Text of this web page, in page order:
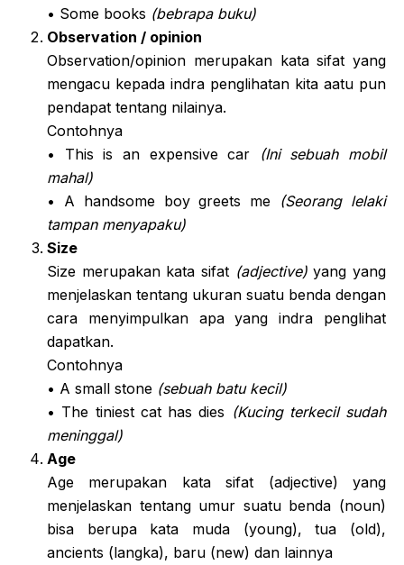
• Some books (bebrapa buku)
Observation / opinion
Observation/opinion merupakan kata sifat yang
mengacu kepada indra penglihatan kita aatu pun
pendapat tentang nilainya.
Contohnya
• This is an expensive car
(Ini sebuah mobil
mahal)
• A handsome boy greets me (Seorang lelaki
tampan menyapaku)
Size
Size merupakan kata sifat (adjective)yang yang
menjelaskan tentang ukuran suatu benda dengan
cara menyimpulkan apa yang indra penglihat
dapatkan.
Contohnya
• A small stone (sebuah batu kecil)
• The tiniest cat has dies (Kucing terkecil sudah
meninggal)
Age
Age merupakan kata sifat (adjective) yang
menjelaskan tentang umur suatu benda (noun)
bisa berupa kata muda (young), tua (old),
ancients (langka), baru (new) dan lainnya